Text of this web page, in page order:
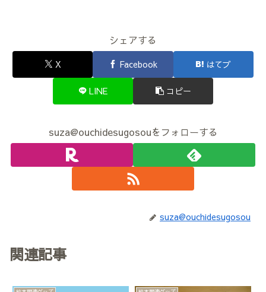
シェアする
X Facebook はてブ
LINE コピー
suza@ouchidesugosouをフォローする
suza@ouchidesugosou
関連記事